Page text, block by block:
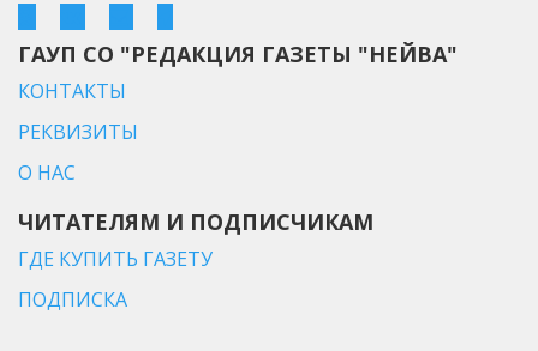
ГАУП СО "РЕДАКЦИЯ ГАЗЕТЫ "НЕЙВА"
КОНТАКТЫ
РЕКВИЗИТЫ
О НАС
ЧИТАТЕЛЯМ И ПОДПИСЧИКАМ
ГДЕ КУПИТЬ ГАЗЕТУ
ПОДПИСКА